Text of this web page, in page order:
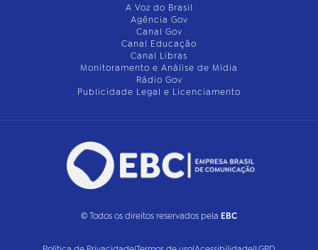
A Voz do Brasil
Agência Gov
Canal Gov
Canal Educação
Canal Libras
Monitoramento e Análise de Mídia
Rádio Gov
Publicidade Legal e Licenciamento
© Todos os direitos reservados pela EBC